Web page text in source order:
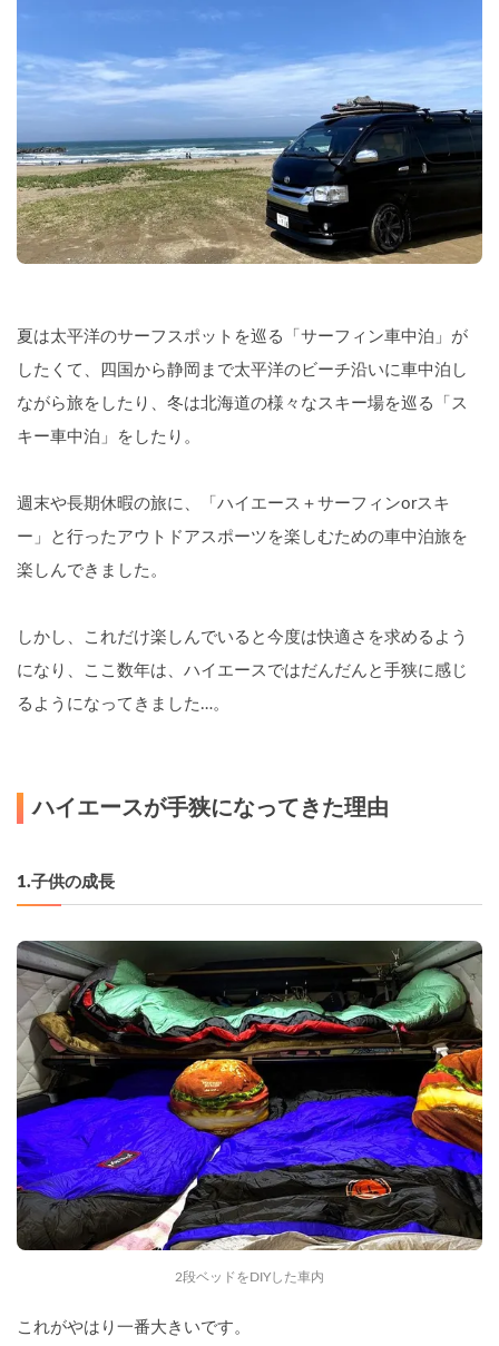
夏は太平洋のサーフスポットを巡る「サーフィン車中泊」が
したくて、四国から静岡まで太平洋のビーチ沿いに車中泊し
ながら旅をしたり、 冬は北海道の様々なスキー場を巡る「ス
キー車中泊」をしたり。
週末や長期休暇の旅に、「ハイエース＋サーフィンorスキ
ー」と行ったアウトドアスポーツを楽しむための車中泊旅を
楽しんできました。
しかし、これだけ楽しんでいると今度は快適さを求めるよう
になり、ここ数年は、ハイエースではだんだんと手狭に感じ
るようになってきました…。
ハイエースが手狭になってきた理由
1.子供の成長
2段ベッドをDIYした車内
これがやはり一番大きいです。